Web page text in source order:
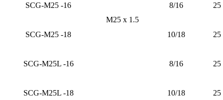
M25 x 1.5
SCG-M25 -16 8/16 25
SCG-M25 -18 10/18 25
SCG-M25L -16 8/16 25
SCG-M25L -18 10/18 25